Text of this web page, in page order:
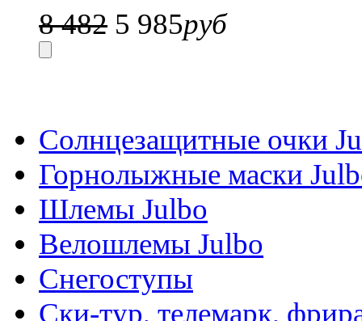
8 482 5 985руб
Солнцезащитные очки
Горнолыжные маски
Шлемы Julbo
Велошлемы Julbo
Снегоступы
Ски-тур, телемарк,